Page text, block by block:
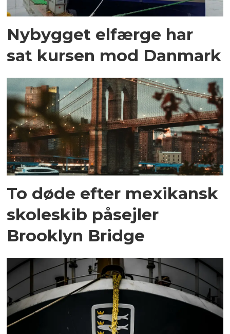
Nybygget elfærge har
sat kursen mod Danmark
To døde efter mexikansk
skoleskib påsejler
Brooklyn Bridge